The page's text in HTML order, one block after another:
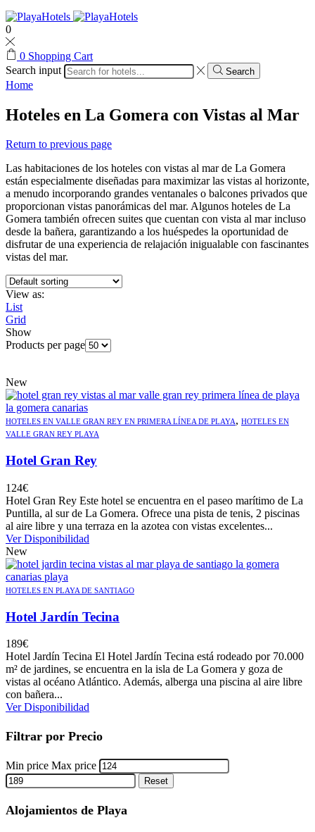
0
0 Shopping Cart
Search input
Search
Home
Hoteles en La Gomera con Vistas al Mar
Return to previous page
Las habitaciones de los hoteles con vistas al mar de La Gomera
están especialmente diseñadas para maximizar las vistas al horizonte,
a menudo incorporando grandes ventanales o balcones privados que
proporcionan vistas panorámicas del mar. Algunos hoteles de La
Gomera también ofrecen suites que cuentan con vista al mar incluso
desde la bañera, garantizando a los huéspedes la oportunidad de
disfrutar de una experiencia de relajación inigualable con fascinantes
vistas del mar.
View as:
List
Grid
Show
Products per page
New
HOTELES EN VALLE GRAN REY EN PRIMERA LÍNEA DE PLAYA, HOTELES EN
VALLE GRAN REY PLAYA
Hotel Gran Rey
124€
Hotel Gran Rey Este hotel se encuentra en el paseo marítimo de La
Puntilla, al sur de La Gomera. Ofrece una pista de tenis, 2 piscinas
al aire libre y una terraza en la azotea con vistas excelentes...
Ver Disponibilidad
New
HOTELES EN PLAYA DE SANTIAGO
Hotel Jardín Tecina
189€
Hotel Jardín Tecina El Hotel Jardín Tecina está rodeado por 70.000
m² de jardines, se encuentra en la isla de La Gomera y goza de
vistas al océano Atlántico. Además, alberga una piscina al aire libre
con bañera...
Ver Disponibilidad
Filtrar por Precio
Min price Max price
Reset
Alojamientos de Playa